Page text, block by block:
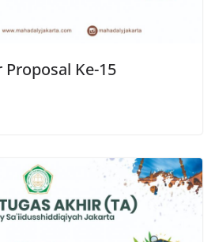
Proposal Ke-15